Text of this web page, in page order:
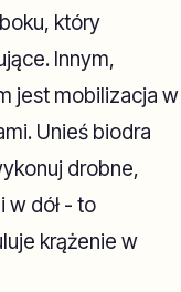
który
Innym,
jest mobilizacja w
Unieś biodra
drobne,
w dół - to
krążenie w